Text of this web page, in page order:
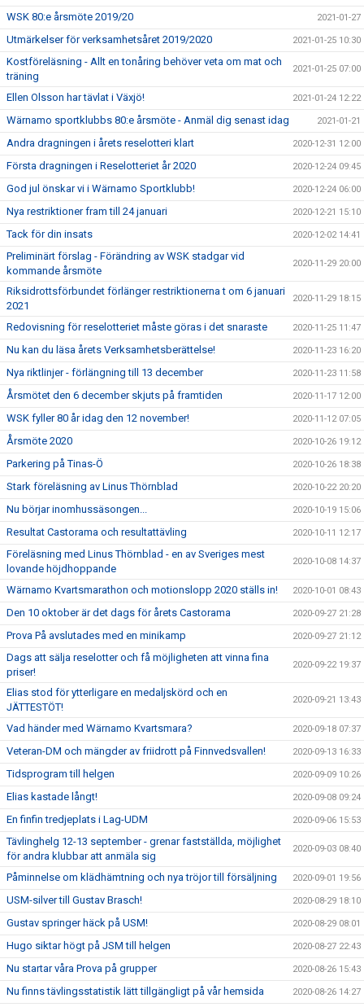
WSK 80:e årsmöte 2019/20 2021-01-27
Utmärkelser för verksamhetsåret 2019/2020 2021-01-25 10:30
Kostföreläsning - Allt en tonåring behöver veta om mat och
träning
2021-01-25 07:00
Ellen Olsson har tävlat i Växjö! 2021-01-24 12:22
Wärnamo sportklubbs 80:e årsmöte - Anmäl dig senast idag 2021-01-21
Andra dragningen i årets reselotteri klart 2020-12-31 12:00
Första dragningen i Reselotteriet år 2020 2020-12-24 09:45
God jul önskar vi i Wärnamo Sportklubb! 2020-12-24 06:00
Nya restriktioner fram till 24 januari 2020-12-21 15:10
Tack för din insats 2020-12-02 14:41
Preliminärt förslag - Förändring av WSK stadgar vid
kommande årsmöte
2020-11-29 20:00
Riksidrottsförbundet förlänger restriktionerna t om 6 januari
2021
2020-11-29 18:15
Redovisning för reselotteriet måste göras i det snaraste 2020-11-25 11:47
Nu kan du läsa årets Verksamhetsberättelse! 2020-11-23 16:20
Nya riktlinjer - förlängning till 13 december 2020-11-23 11:58
Årsmötet den 6 december skjuts på framtiden 2020-11-17 12:00
WSK fyller 80 år idag den 12 november! 2020-11-12 07:05
Årsmöte 2020 2020-10-26 19:12
Parkering på Tinas-Ö 2020-10-26 18:38
Stark föreläsning av Linus Thörnblad 2020-10-22 20:20
Nu börjar inomhussäsongen... 2020-10-19 15:06
Resultat Castorama och resultattävling 2020-10-11 12:17
Föreläsning med Linus Thörnblad - en av Sveriges mest
lovande höjdhoppande
2020-10-08 14:37
Wärnamo Kvartsmarathon och motionslopp 2020 ställs in! 2020-10-01 08:43
Den 10 oktober är det dags för årets Castorama 2020-09-27 21:28
Prova På avslutades med en minikamp 2020-09-27 21:12
Dags att sälja reselotter och få möjligheten att vinna fina
priser!
2020-09-22 19:37
Elias stod för ytterligare en medaljskörd och en
JÄTTESTÖT!
2020-09-21 13:43
Vad händer med Wärnamo Kvartsmara? 2020-09-18 07:37
Veteran-DM och mängder av friidrott på Finnvedsvallen! 2020-09-13 16:33
Tidsprogram till helgen 2020-09-09 10:26
Elias kastade långt! 2020-09-08 09:24
En finfin tredjeplats i Lag-UDM 2020-09-06 15:53
Tävlinghelg 12-13 september - grenar fastställda, möjlighet
för andra klubbar att anmäla sig
2020-09-03 08:40
Påminnelse om klädhämtning och nya tröjor till försäljning 2020-09-01 19:56
USM-silver till Gustav Brasch! 2020-08-29 18:10
Gustav springer häck på USM! 2020-08-29 08:01
Hugo siktar högt på JSM till helgen 2020-08-27 22:43
Nu startar våra Prova på grupper 2020-08-26 15:43
Nu finns tävlingsstatistik lätt tillgängligt på vår hemsida 2020-08-26 14:27